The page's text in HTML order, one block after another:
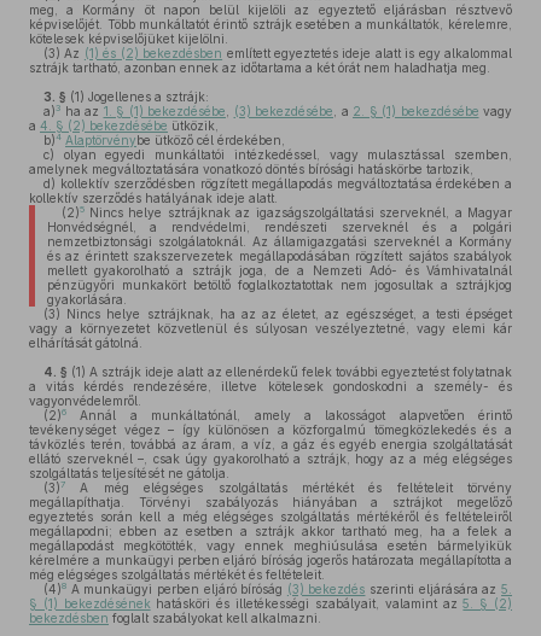
meg, a Kormány öt napon belül kijelöli az egyeztető eljárásban résztvevő
képviselőjét. Több munkáltatót érintő sztrájk esetében a munkáltatók, kérelemre,
kötelesek képviselőjüket kijelölni.
(3) Az (1) és (2) bekezdésben említett egyeztetés ideje alatt is egy alkalommal
sztrájk tartható, azonban ennek az időtartama a két órát nem haladhatja meg.
3. § (1) Jogellenes a sztrájk:
a) 3 ha az 1. § (1) bekezdésébe (3) bekezdésébe , a 2. § (1) bekezdésébe vagy
a 4. § (2) bekezdésébe ütközik,
b)4 Alaptörvénybe ütköző cél érdekében,
c) olyan egyedi munkáltatói intézkedéssel, vagy mulasztással szemben,
amelynek megváltoztatására vonatkozó döntés bírósági hatáskörbe tartozik,
d) kollektív szerződésben rögzített megállapodás megváltoztatása érdekében a
kollektív szerződés hatályának ideje alatt.
(2)5Nincs helye sztrájknak az igazságszolgáltatási szerveknél, a Magyar
Honvédségnél, a rendvédelmi, rendészeti szerveknél és a polgári
nemzetbiztonsági szolgálatoknál. Az államigazgatási szerveknél a Kormány
és az érintett szakszervezetek megállapodásában rögzített sajátos szabályok
mellett gyakorolható a sztrájk joga, de a Nemzeti Adó- és Vámhivatalnál
pénzügyőri munkakört betöltő foglalkoztatottak nem jogosultak a sztrájkjog
gyakorlására.
(3) Nincs helye sztrájknak, ha az az életet, az egészséget, a testi épséget
vagy a környezetet közvetlenül és súlyosan veszélyeztetné, vagy elemi kár
elhárítását gátolná.
4. § (1) A sztrájk ideje alatt az ellenérdekű felek további egyeztetést folytatnak
a vitás kérdés rendezésére, illetve kötelesek gondoskodni a személy- és
vagyonvédelemről.
(2)6
Annál a munkáltatónál, amely a lakosságot alapvetően érintő
tevékenységet végez – így különösen a közforgalmú tömegközlekedés és a
távközlés terén, továbbá az áram, a víz, a gáz és egyéb energia szolgáltatását
ellátó szerveknél –, csak úgy gyakorolható a sztrájk, hogy az a még elégséges
szolgáltatás teljesítését ne gátolja.
(3)7
A még elégséges szolgáltatás mértékét és feltételeit törvény
megállapíthatja. Törvényi szabályozás hiányában a sztrájkot megelőző
egyeztetés során kell a még elégséges szolgáltatás mértékéről és feltételeiről
megállapodni; ebben az esetben a sztrájk akkor tartható meg, ha a felek a
megállapodást megkötötték, vagy ennek meghiúsulása esetén bármelyikük
kérelmére a munkaügyi perben eljáró bíróság jogerős határozata megállapította a
még elégséges szolgáltatás mértékét és feltételeit.
(4)8 A munkaügyi perben eljáró bíróság (3) bekezdés szerinti eljárására az5.
§ (1) bekezdésének hatásköri és illetékességi szabályait, valamint az5. § (2)
bekezdésben foglalt szabályokat kell alkalmazni.